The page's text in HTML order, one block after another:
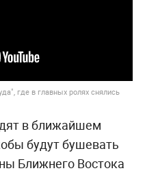
где в главных ролях снялись
в ближайшем
будут бушевать
Ближнего Востока